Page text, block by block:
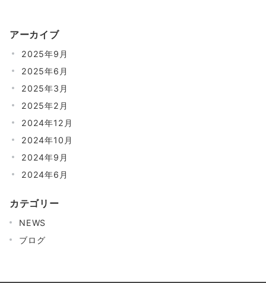
ペ
ー
ジ
送
り
アーカイブ
2025年9月
2025年6月
2025年3月
2025年2月
2024年12月
2024年10月
2024年9月
2024年6月
カテゴリー
NEWS
ブログ